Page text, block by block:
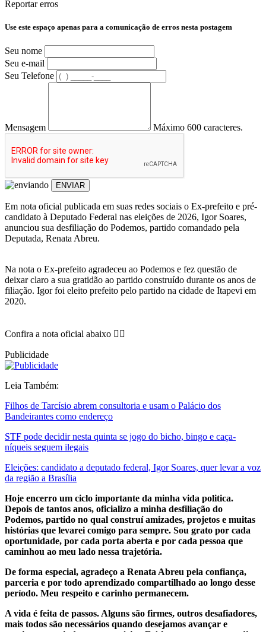
Reportar erros
Use este espaço apenas para a comunicação de erros nesta postagem
Seu nome
Seu e-mail
Seu Telefone
Mensagem Máximo 600 caracteres.
ENVIAR
Em nota oficial publicada em suas redes sociais o Ex-prefeito e pré-
candidato à Deputado Federal nas eleições de 2026, Igor Soares,
anunciou sua desfiliação do Podemos, partido comandado pela
Deputada, Renata Abreu.
Na nota o Ex-prefeito agradeceu ao Podemos e fez questão de
deixar claro a sua gratidão ao partido construído durante os anos de
filiação. Igor foi eleito prefeito pelo partido na cidade de Itapevi em
2020.
Confira a nota oficial abaixo 👇🏿
Publicidade
Leia Também:
Filhos de Tarcísio abrem consultoria e usam o Palácio dos
Bandeirantes como endereço
STF pode decidir nesta quinta se jogo do bicho, bingo e caça-
níqueis seguem ilegais
Eleições: candidato a deputado federal, Igor Soares, quer levar a voz
da região a Brasília
Hoje encerro um ciclo importante da minha vida politica.
Depois de tantos anos, oficializo a minha desfiliação do
Podemos, partido no qual construí amizades, projetos e muitas
histórias que levarei comigo para sempre. Sou grato por cada
oportunidade, por cada porta aberta e por cada pessoa que
caminhou ao meu lado nessa trajetória.
De forma especial, agradeço a Renata Abreu pela confiança,
parceria e por todo aprendizado compartilhado ao longo desse
período. Meu respeito e carinho permanecem.
A vida é feita de passos. Alguns são firmes, outros desafiadores,
mais todos são necessários quando desejamos avançar e